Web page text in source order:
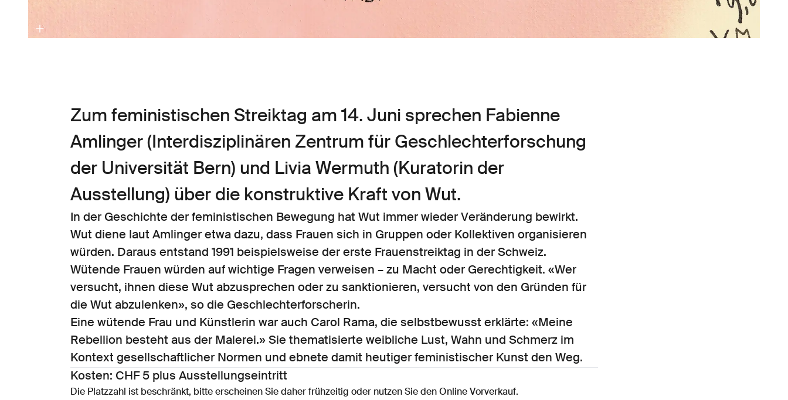
Zum feministischen Streiktag am 14. Juni sprechen Fabienne
Amlinger (Interdisziplinären Zentrum für Geschlechterforschung
der Universität Bern) und Livia Wermuth (Kuratorin der
Ausstellung) über die konstruktive Kraft von Wut.
In der Geschichte der feministischen Bewegung hat Wut immer wieder Veränderung bewirkt.
Wut diene laut Amlinger etwa dazu, dass Frauen sich in Gruppen oder Kollektiven organisieren
würden. Daraus entstand 1991 beispielsweise der erste Frauenstreiktag in der Schweiz.
Wütende Frauen würden auf wichtige Fragen verweisen – zu Macht oder Gerechtigkeit. «Wer
versucht, ihnen diese Wut abzusprechen oder zu sanktionieren, versucht von den Gründen für
die Wut abzulenken», so die Geschlechterforscherin.
Eine wütende Frau und Künstlerin war auch Carol Rama, die selbstbewusst erklärte: «Meine
Rebellion besteht aus der Malerei.» Sie thematisierte weibliche Lust, Wahn und Schmerz im
Kontext gesellschaftlicher Normen und ebnete damit heutiger feministischer Kunst den Weg.
Kosten: CHF 5 plus Ausstellungseintritt
Die Platzzahl ist beschränkt, bitte erscheinen Sie daher frühzeitig oder nutzen Sie den Online Vorverkauf.